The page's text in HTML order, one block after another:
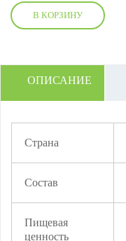
В КОРЗИНУ
ОПИСАНИЕ
Страна
Состав
Пищевая
ценность